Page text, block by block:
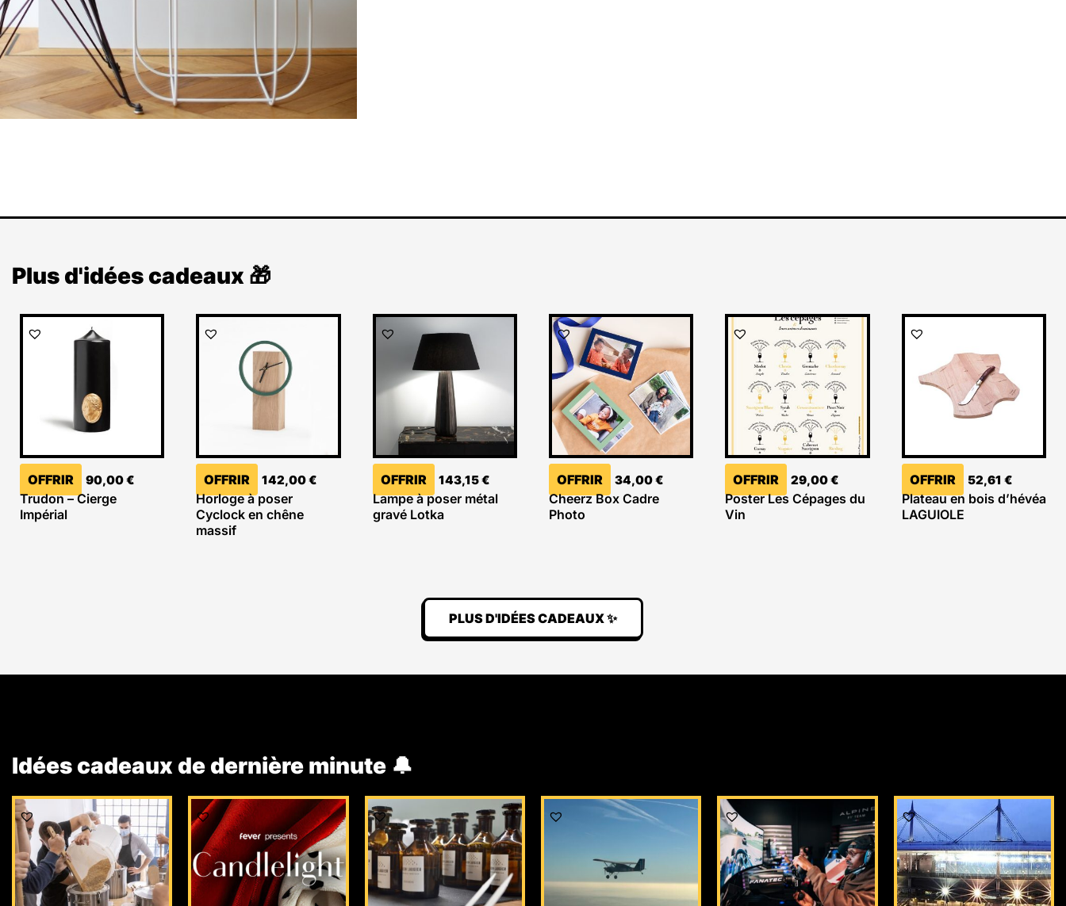
Plus d'idées cadeaux 🎁
OFFRIR 90,00€
Trudon – Cierge
Impérial
OFFRIR 142,00€
Horloge à poser
Cyclock en chêne
massif
OFFRIR 143,15€
Lampe à poser métal
gravé Lotka
OFFRIR 34,00€
Cheerz Box Cadre
Photo
OFFRIR 29,00€
Poster Les Cépages du
Vin
OFFRIR 52,61 €
Plateau en bois d’hévéa
LAGUIOLE
PLUS D'IDÉES CADEAUX ✨
Idées cadeaux de dernière minute 🔔